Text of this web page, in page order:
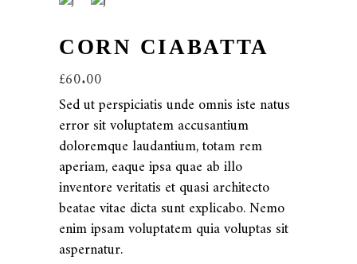
CORN CIABATTA
£60.00
Sed ut perspiciatis unde omnis iste natus
error sit voluptatem accusantium
doloremque laudantium, totam rem
aperiam, eaque ipsa quae ab illo
inventore veritatis et quasi architecto
beatae vitae dicta sunt explicabo. Nemo
enim ipsam voluptatem quia voluptas sit
aspernatur.